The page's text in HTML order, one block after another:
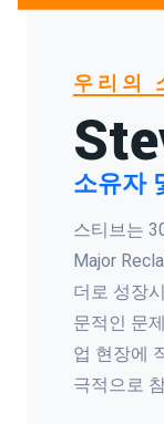
우리의
소유자
스티브는
Major
더로 성장
문적인 문
업 현장에
극적으로